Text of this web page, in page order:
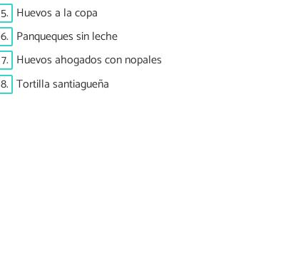
5. Huevos a la copa
6. Panqueques sin leche
7. Huevos ahogados con nopales
8. Tortilla santiagueña